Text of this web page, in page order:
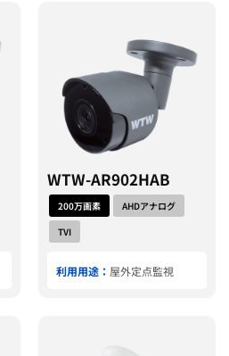
WTW-AR902HAB
200万画素
AHDアナログ
TVI
利用用途： 屋外定点監視